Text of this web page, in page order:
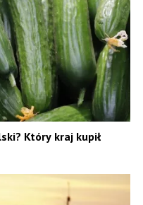
Który kraj kupił